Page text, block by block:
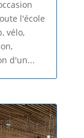
l'école
vélo,
d'un...